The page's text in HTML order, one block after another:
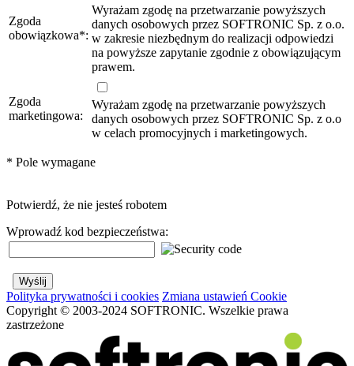
Zgoda
obowiązkowa*:
Wyrażam zgodę na przetwarzanie powyższych
danych osobowych przez SOFTRONIC Sp. z o.o.
w zakresie niezbędnym do realizacji odpowiedzi
na powyższe zapytanie zgodnie z obowiązującym
prawem.
Zgoda
marketingowa:
Wyrażam zgodę na przetwarzanie powyższych
danych osobowych przez SOFTRONIC Sp. z o.o
w celach promocyjnych i marketingowych.
* Pole wymagane
Potwierdź, że nie jesteś robotem
Wprowadź kod bezpieczeństwa:
Polityka prywatności i cookies Zmiana ustawień Cookie
Copyright © 2003-2024 SOFTRONIC. Wszelkie prawa
zastrzeżone